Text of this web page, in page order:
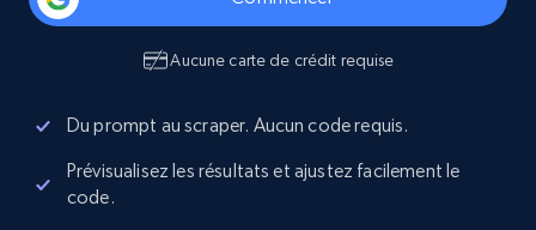
Aucune carte de crédit requise
Du prompt au scraper. Aucun code requis.
Prévisualisez les résultats et ajustez facilement le
code.